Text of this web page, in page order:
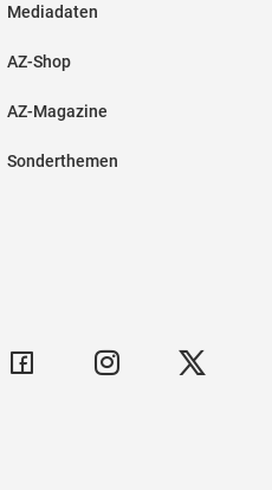
Mediadaten
AZ-Shop
AZ-Magazine
Sonderthemen